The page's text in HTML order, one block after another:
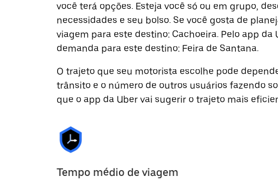
você terá opções. Esteja você só ou em grupo,
necessidades e seu bolso. Se você gosta de
viagem para este destino: Cachoeira. Pelo app
demanda para este destino: Feira de Santana.
O trajeto que seu motorista escolhe pode
trânsito e o número de outros usuários fazendo
que o app da Uber vai sugerir o trajeto mais
Tempo médio de viagem